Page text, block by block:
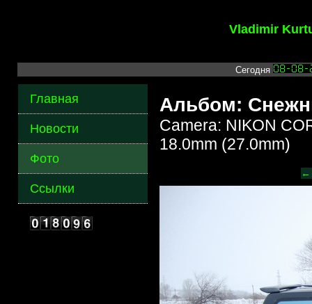
Vladimir
Сегодня
Главная
Новости
Фото
Ссылки
Альбом:
Camera: NIKON
18.0mm (27.0mm)
←